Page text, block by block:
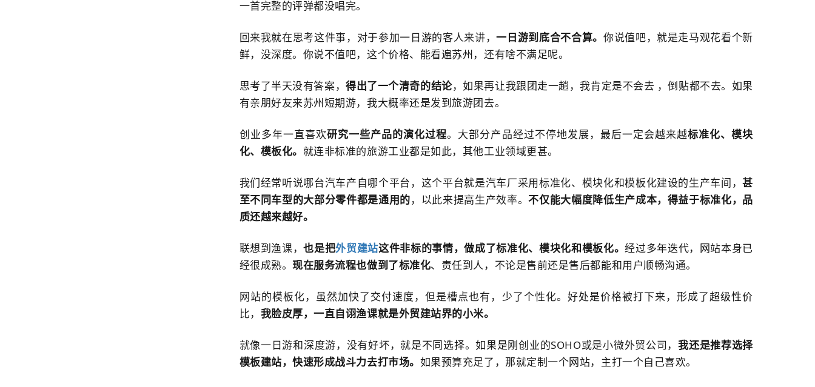
一首完整的评弹都没唱完。
回来我就在思考这件事，对于参加一日游的客人来讲，一日游到底合不合算。 你说值吧，就是走马观花看个新
鲜，没深度。你说不值吧，这个价格、能看遍苏州，还有啥不满足呢。
思考了半天没有答案，得出了一个清奇的结论，如果再让我跟团走一趟，我肯定是不会去 ，倒贴都不去。如果
有亲朋好友来苏州短期游，我大概率还是发到旅游团去。
创业多年一直喜欢研究一些产品的演化过程。大部分产品经过不停地发展，最后一定会越来越标准化、模块
化、模板化。 就连非标准的旅游工业都是如此，其他工业领域更甚。
我们经常听说哪台汽车产自哪个平台，这个平台就是汽车厂采用标准化、模块化和模板化建设的生产车间，甚
至不同车型的大部分零件都是通用的，以此来提高生产效率。不仅能大幅度降低生产成本，得益于标准化，品
质还越来越好。
联想到渔课，也是把外贸建站这件非标的事情，做成了标准化、模块化和模板化。经过多年迭代，网站本身已
经很成熟。现在服务流程也做到了标准化、责任到人，不论是售前还是售后都能和用户顺畅沟通。
网站的模板化，虽然加快了交付速度，但是槽点也有，少了个性化。好处是价格被打下来，形成了超级性价
比， 我脸皮厚，一直自诩渔课就是外贸建站界的小米。
就像一日游和深度游，没有好坏，就是不同选择。如果是刚创业的SOHO或是小微外贸公司，我还是推荐选择
模板建站，快速形成战斗力去打市场。 如果预算充足了，那就定制一个网站，主打一个自己喜欢。